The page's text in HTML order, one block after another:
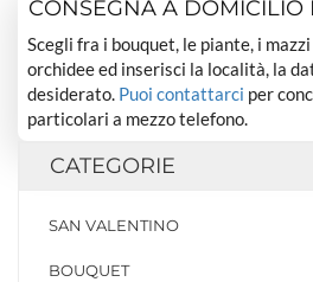
CONSEGNA A DOMICILIO
Scegli fra i bouquet, le piante, i
orchidee ed inserisci la località, la
desiderato. Puoi contattarci per
particolari a mezzo telefono.
CATEGORIE
SAN VALENTINO
BOUQUET